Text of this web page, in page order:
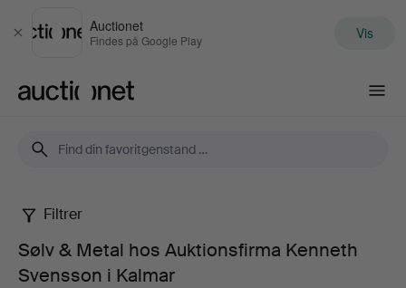
Luk
Auctionet
Findes på Google Play Vis
SølvFiltrer
Sølv & Metal hos Auktionsfirma Kenneth
Svensson i Kalmar